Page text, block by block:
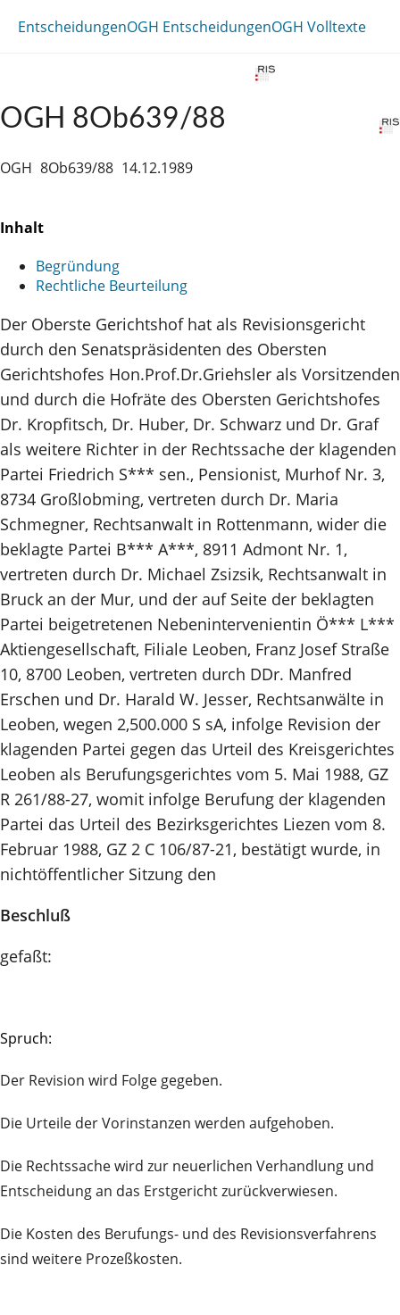
EntscheidungenOGH EntscheidungenOGH Volltexte
OGH 8Ob639/88
OGH 8Ob639/88 14.12.1989
Inhalt
Begründung
Rechtliche Beurteilung
Der Oberste Gerichtshof hat als Revisionsgericht
durch den Senatspräsidenten des Obersten
Gerichtshofes Hon.Prof.Dr.Griehsler als Vorsitzenden
und durch die Hofräte des Obersten Gerichtshofes
Dr. Kropfitsch, Dr. Huber, Dr. Schwarz und Dr. Graf
als weitere Richter in der Rechtssache der klagenden
Partei Friedrich S*** sen., Pensionist, Murhof Nr. 3,
8734 Großlobming, vertreten durch Dr. Maria
Schmegner, Rechtsanwalt in Rottenmann, wider die
beklagte Partei B*** A***, 8911 Admont Nr. 1,
vertreten durch Dr. Michael Zsizsik, Rechtsanwalt in
Bruck an der Mur, und der auf Seite der beklagten
Partei beigetretenen Nebenintervenientin Ö*** L***
Aktiengesellschaft, Filiale Leoben, Franz Josef Straße
10, 8700 Leoben, vertreten durch DDr. Manfred
Erschen und Dr. Harald W. Jesser, Rechtsanwälte in
Leoben, wegen 2,500.000 S sA, infolge Revision der
klagenden Partei gegen das Urteil des Kreisgerichtes
Leoben als Berufungsgerichtes vom 5. Mai 1988, GZ
R 261/88-27, womit infolge Berufung der klagenden
Partei das Urteil des Bezirksgerichtes Liezen vom 8.
Februar 1988, GZ 2 C 106/87-21, bestätigt wurde, in
nichtöffentlicher Sitzung den
Beschluß
gefaßt:
Spruch:
Der Revision wird Folge gegeben.
Die Urteile der Vorinstanzen werden aufgehoben.
Die Rechtssache wird zur neuerlichen Verhandlung und
Entscheidung an das Erstgericht zurückverwiesen.
Die Kosten des Berufungs- und des Revisionsverfahrens
sind weitere Prozeßkosten.